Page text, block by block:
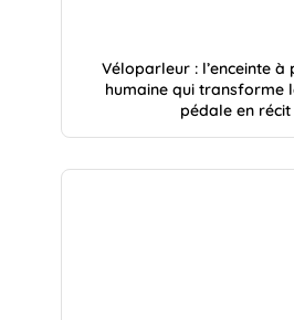
Véloparleur : l’enceinte à
humaine qui transforme
pédale en récit